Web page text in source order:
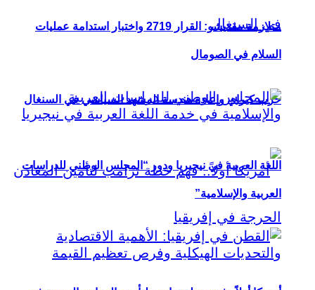
حزب كيراي وإعادة هندسة المشهد السياسي في السنغال
متلازمة مقديشو: القرار 2719 واختبار استدامة عمليات
السلام في الصومال
اللغة العربية في نيجيريا ودور “المجلس الوطني للدراسات
العربية والإسلامية”